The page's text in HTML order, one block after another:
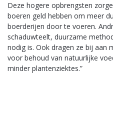
Deze hogere opbrengsten
boeren geld hebben om meer
boerderijen door te voeren.
schaduwteelt, duurzame
nodig is. Ook dragen ze bij aan
voor behoud van natuurlijke
minder plantenziektes.”